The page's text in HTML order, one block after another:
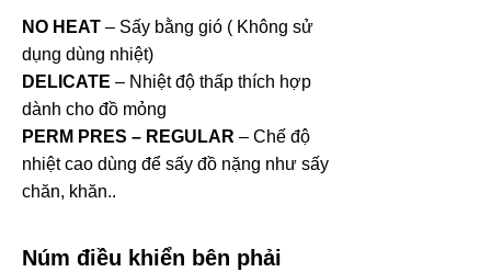
NO HEAT – Sấy bằng gió ( Không sử
dụng dùng nhiệt)
DELICATE – Nhiệt độ thấp thích hợp
dành cho đồ mỏng
PERM PRES – REGULAR – Chế độ
nhiệt cao dùng để sấy đồ nặng như sấy
chăn, khăn..
Núm điều khiển bên phải